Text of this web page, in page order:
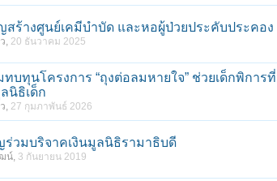
สร้างศูนย์เคมีบำบัด และหอผู้ป่วยประคับประคอ
, 20 ธันวาคม 2025
บทุนโครงการ “ถุงต่อลมหายใจ” ช่วยเด็กพิการ
นิธิเด็ก
, 27 กุมภาพันธ์ 2026
ร่วมบริจาคเงินมูลนิธิรามาธิบดี
น์, 3 กันยายน 2019